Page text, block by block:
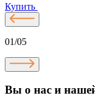
Купить
01/05
Вы о нас и